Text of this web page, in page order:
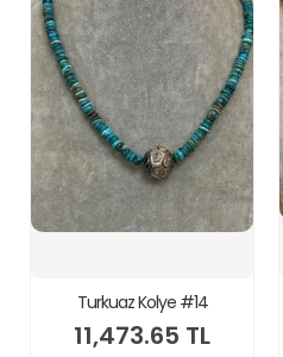
Turkuaz Kolye #14
11,473.65 TL